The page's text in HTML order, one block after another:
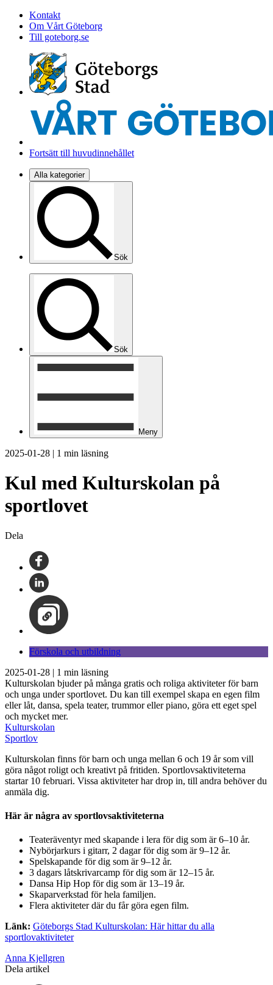
Kontakt
Om Vårt Göteborg
Till goteborg.se
Fortsätt till huvudinnehållet
Alla kategorier
Sök
Sök
Meny
2025-01-28 | 1 min läsning
Kul med Kulturskolan på
sportlovet
Dela
Förskola och utbildning
2025-01-28 | 1 min läsning
Kulturskolan bjuder på många gratis och roliga aktiviteter för barn
och unga under sportlovet. Du kan till exempel skapa en egen film
eller låt, dansa, spela teater, trummor eller piano, göra ett eget spel
och mycket mer.
Kulturskolan
Sportlov
Kulturskolan finns för barn och unga mellan 6 och 19 år som vill
göra något roligt och kreativt på fritiden. Sportlovsaktiviteterna
startar 10 februari. Vissa aktiviteter har drop in, till andra behöver du
anmäla dig.
Här är några av sportlovsaktiviteterna
Teateräventyr med skapande i lera för dig som är 6–10 år.
Nybörjarkurs i gitarr, 2 dagar för dig som är 9–12 år.
Spelskapande för dig som är 9–12 år.
3 dagars låtskrivarcamp för dig som är 12–15 år.
Dansa Hip Hop för dig som är 13–19 år.
Skaparverkstad för hela familjen.
Flera aktiviteter där du får göra egen film.
Länk: Göteborgs Stad Kulturskolan: Här hittar du alla
sportlovaktiviteter
Anna Kjellgren
Dela artikel